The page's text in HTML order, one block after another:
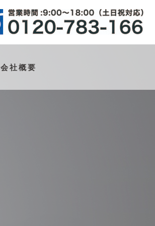
会社概要